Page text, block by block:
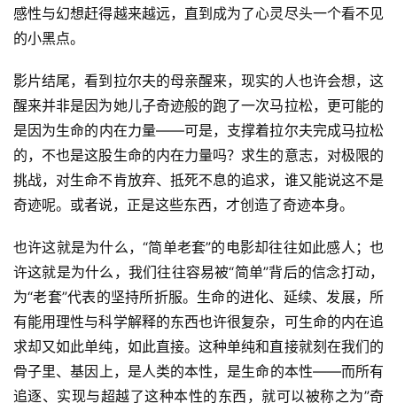
感性与幻想赶得越来越远，直到成为了心灵尽头一个看不见
的小黑点。
影片结尾，看到拉尔夫的母亲醒来，现实的人也许会想，这
醒来并非是因为她儿子奇迹般的跑了一次马拉松，更可能的
是因为生命的内在力量——可是，支撑着拉尔夫完成马拉松
的，不也是这股生命的内在力量吗？求生的意志，对极限的
挑战，对生命不肯放弃、抵死不息的追求，谁又能说这不是
奇迹呢。或者说，正是这些东西，才创造了奇迹本身。
也许这就是为什么，“简单老套”的电影却往往如此感人；也
许这就是为什么，我们往往容易被“简单”背后的信念打动，
为“老套”代表的坚持所折服。生命的进化、延续、发展，所
有能用理性与科学解释的东西也许很复杂，可生命的内在追
求却又如此单纯，如此直接。这种单纯和直接就刻在我们的
骨子里、基因上，是人类的本性，是生命的本性——而所有
追逐、实现与超越了这种本性的东西，就可以被称之为”奇